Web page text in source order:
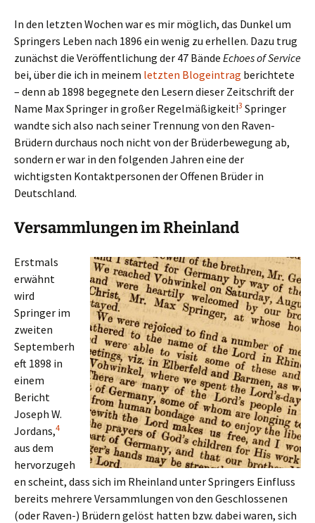
In den letzten Wochen war es mir möglich, das Dunkel um
Springers Leben nach 1896 ein wenig zu erhellen. Dazu trug
zunächst die Veröffentlichung der 47 Bände Echoes of Service
bei, über die ich in meinem letzten Blogeintrag berichtete
– denn ab 1898 begegnete den Lesern dieser Zeitschrift der
Name Max Springer in großer Regelmäßigkeit!3 Springer
wandte sich also nach seiner Trennung von den Raven-
Brüdern durchaus noch nicht von der Brüderbewegung ab,
sondern er war in den folgenden Jahren eine der
wichtigsten Kontaktpersonen der Offenen Brüder in
Deutschland.
Versammlungen im Rheinland
Erstmals
erwähnt
wird
Springer im
zweiten
Septemberh
eft 1898 in
einem
Bericht
Joseph W.
Jordans,4
aus dem
hervorzugeh
en scheint, dass sich im Rheinland unter Springers Einfluss
bereits mehrere Versammlungen von den Geschlossenen
(oder Raven-) Brüdern gelöst hatten bzw. dabei waren, sich